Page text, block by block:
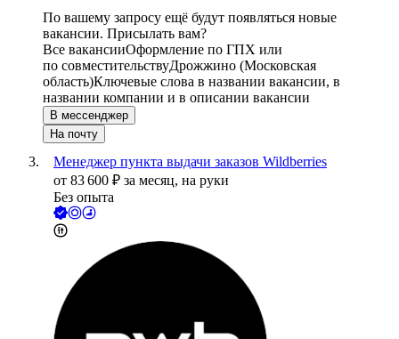
По вашему запросу ещё будут появляться новые
вакансии. Присылать вам?
Все вакансииОформление по ГПХ или
по совместительствуДрожжино (Московская
область)Ключевые слова в названии вакансии, в
названии компании и в описании вакансии
В мессенджер
На почту
Менеджер пункта выдачи заказов Wildberries
от 83 600 ₽ за месяц, на руки
Без опыта